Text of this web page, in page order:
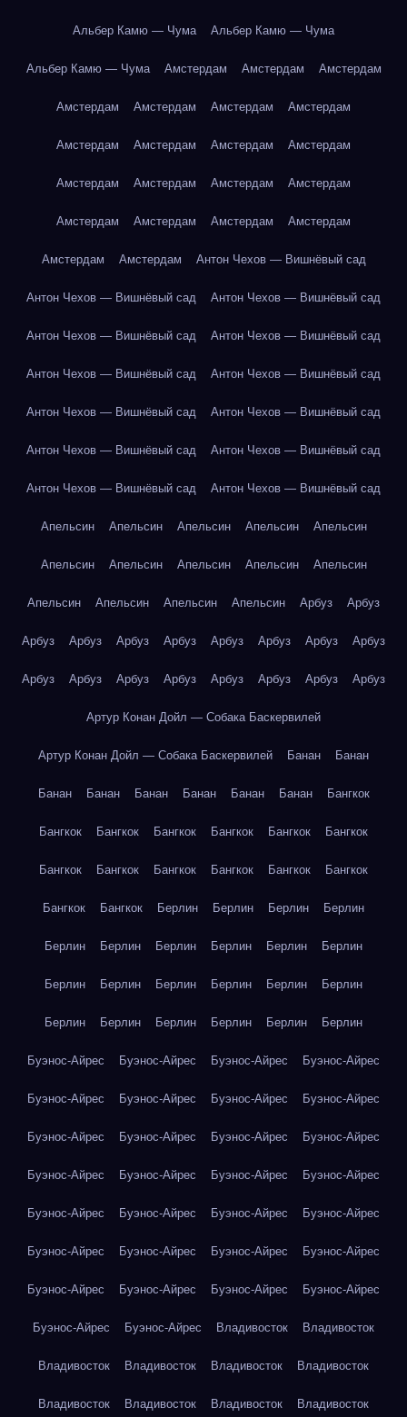
Альбер Камю — Чума Альбер Камю — Чума
Альбер Камю — Чума Амстердам Амстердам Амстердам
Амстердам Амстердам Амстердам Амстердам
Амстердам Амстердам Амстердам Амстердам
Амстердам Амстердам Амстердам Амстердам
Амстердам Амстердам Амстердам Амстердам
Амстердам Амстердам Антон Чехов — Вишнёвый сад
Антон Чехов — Вишнёвый сад Антон Чехов — Вишнёвый сад
Антон Чехов — Вишнёвый сад Антон Чехов — Вишнёвый сад
Антон Чехов — Вишнёвый сад Антон Чехов — Вишнёвый сад
Антон Чехов — Вишнёвый сад Антон Чехов — Вишнёвый сад
Антон Чехов — Вишнёвый сад Антон Чехов — Вишнёвый сад
Антон Чехов — Вишнёвый сад Антон Чехов — Вишнёвый сад
Апельсин Апельсин Апельсин Апельсин Апельсин
Апельсин Апельсин Апельсин Апельсин Апельсин
Апельсин Апельсин Апельсин Апельсин Арбуз Арбуз
Арбуз Арбуз Арбуз Арбуз Арбуз Арбуз Арбуз Арбуз
Арбуз Арбуз Арбуз Арбуз Арбуз Арбуз Арбуз Арбуз
Артур Конан Дойл — Собака Баскервилей
Артур Конан Дойл — Собака Баскервилей Банан Банан
Банан Банан Банан Банан Банан Банан Бангкок
Бангкок Бангкок Бангкок Бангкок Бангкок Бангкок
Бангкок Бангкок Бангкок Бангкок Бангкок Бангкок
Бангкок Бангкок Берлин Берлин Берлин Берлин
Берлин Берлин Берлин Берлин Берлин Берлин
Берлин Берлин Берлин Берлин Берлин Берлин
Берлин Берлин Берлин Берлин Берлин Берлин
Буэнос-Айрес Буэнос-Айрес Буэнос-Айрес Буэнос-Айрес
Буэнос-Айрес Буэнос-Айрес Буэнос-Айрес Буэнос-Айрес
Буэнос-Айрес Буэнос-Айрес Буэнос-Айрес Буэнос-Айрес
Буэнос-Айрес Буэнос-Айрес Буэнос-Айрес Буэнос-Айрес
Буэнос-Айрес Буэнос-Айрес Буэнос-Айрес Буэнос-Айрес
Буэнос-Айрес Буэнос-Айрес Буэнос-Айрес Буэнос-Айрес
Буэнос-Айрес Буэнос-Айрес Буэнос-Айрес Буэнос-Айрес
Буэнос-Айрес Буэнос-Айрес Владивосток Владивосток
Владивосток Владивосток Владивосток Владивосток
Владивосток Владивосток Владивосток Владивосток